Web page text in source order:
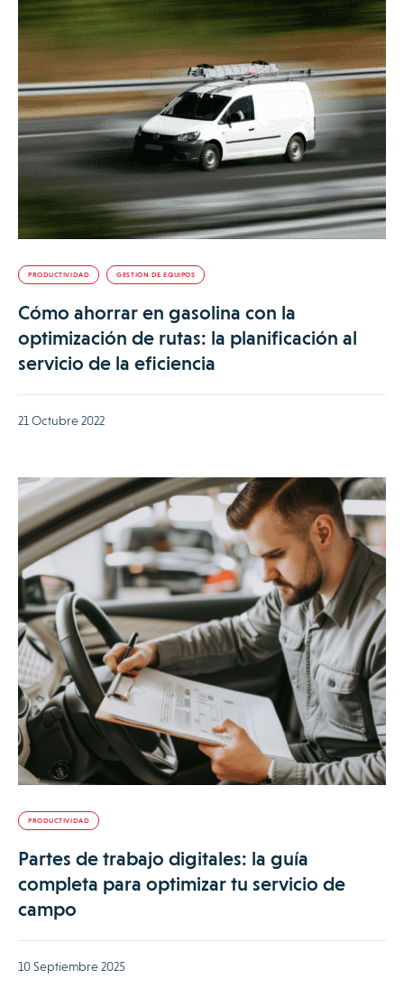
PRODUCTIVIDAD GESTIÓN DE EQUIPOS
Cómo ahorrar en gasolina con la
optimización de rutas: la planificación al
servicio de la eficiencia
21 Octubre 2022
PRODUCTIVIDAD
Partes de trabajo digitales: la guía
completa para optimizar tu servicio de
campo
10 Septiembre 2025